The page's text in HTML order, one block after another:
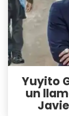
Yuyito
un